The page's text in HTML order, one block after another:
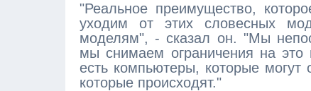
"Реальное преимущество,
уходим от этих словесных
моделям", - сказал он. "Мы
мы снимаем ограничения на это
есть компьютеры, которые могут
которые происходят."